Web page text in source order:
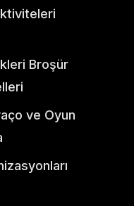
Broşür
ve Oyun